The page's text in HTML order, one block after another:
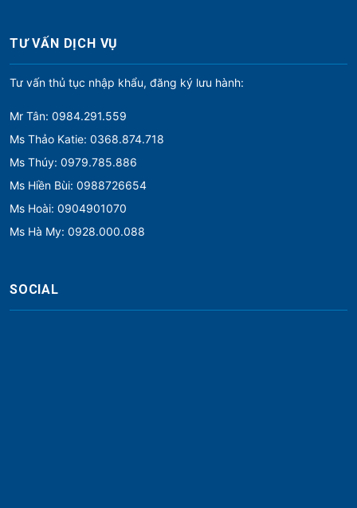
TƯ VẤN DỊCH VỤ
Tư vấn thủ tục nhập khẩu, đăng ký lưu hành:
Mr Tân: 0984.291.559
Ms Thảo Katie: 0368.874.718
Ms Thúy: 0979.785.886
Ms Hiền Bùi: 0988726654
Ms Hoài: 0904901070
Ms Hà My: 0928.000.088
SOCIAL